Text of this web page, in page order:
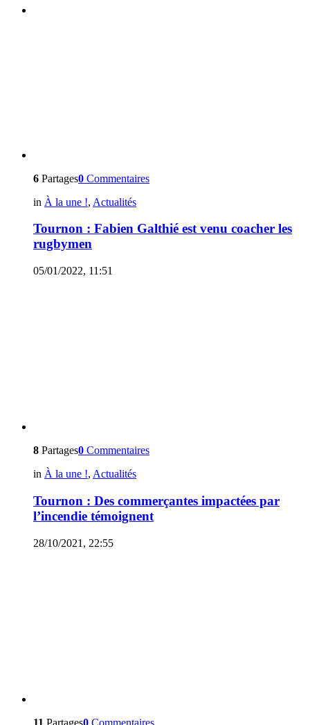
6 Partages0 Commentaires
in À la une !, Actualités
Tournon : Fabien Galthié est venu coacher les
rugbymen
05/01/2022, 11:51
8 Partages0 Commentaires
in À la une !, Actualités
Tournon : Des commerçantes impactées par
l’incendie témoignent
28/10/2021, 22:55
11 Partages0 Commentaires